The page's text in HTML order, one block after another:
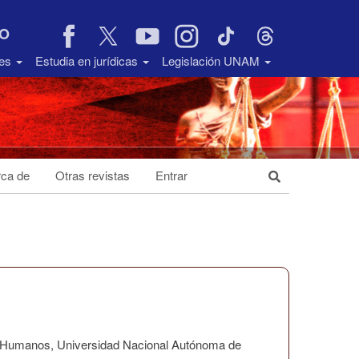
Estudia en jurídicas Legislación UNAM
de Otras revistas Entrar
Universidad Nacional Autónoma de